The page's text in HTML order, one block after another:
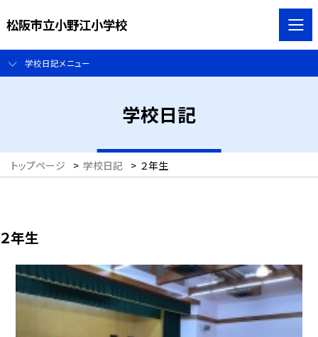
松阪市立小野江小学校
学校日記メニュー
学校日記
トップページ > 学校日記 > ２年生
２年生